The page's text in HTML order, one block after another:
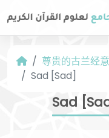
尊贵的古兰经
Sad [Sad]
Sad